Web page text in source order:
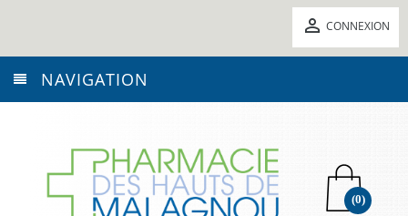
 CONNEXION
NAVIGATION
(0)